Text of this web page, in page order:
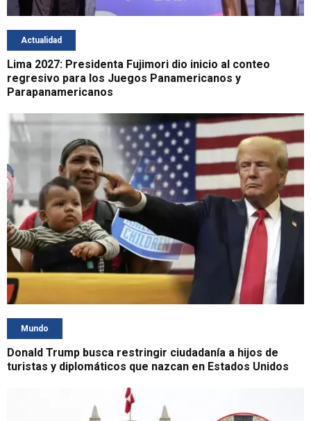
Actualidad
Lima 2027: Presidenta Fujimori dio inicio al conteo
regresivo para los Juegos Panamericanos y
Parapanamericanos
Mundo
Donald Trump busca restringir ciudadanía a hijos de
turistas y diplomáticos que nazcan en Estados Unidos